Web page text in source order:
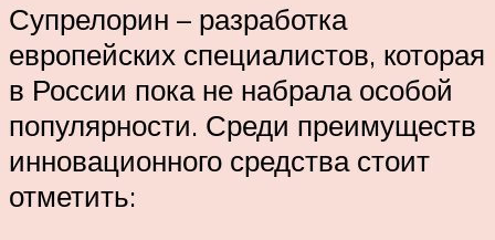
Супрелорин – разработка
европейских специалистов, которая
в России пока не набрала особой
популярности. Среди преимуществ
инновационного средства стоит
отметить: